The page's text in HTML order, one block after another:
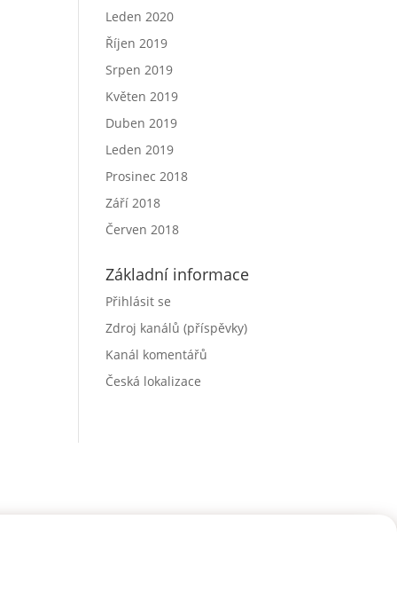
Leden 2020
Říjen 2019
Srpen 2019
Květen 2019
Duben 2019
Leden 2019
Prosinec 2018
Září 2018
Červen 2018
Základní informace
Přihlásit se
Zdroj kanálů (příspěvky)
Kanál komentářů
Česká lokalizace